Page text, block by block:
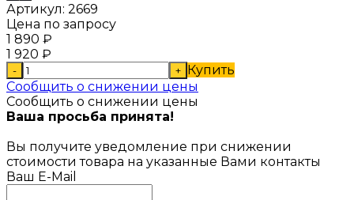
Артикул: 2669
Цена по запросу
1 890 ₽
1 920 ₽
- + Купить
Сообщить о снижении цены
Сообщить о снижении цены
Ваша просьба принята!
Вы получите уведомление при снижении
стоимости товара на указанные Вами контакты
Ваш E-Mail